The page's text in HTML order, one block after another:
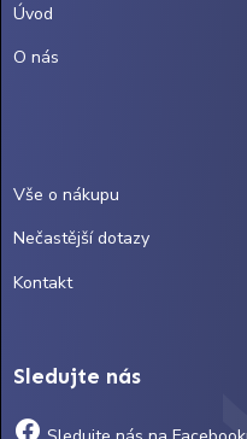
Úvod
O nás
Vše o nákupu
Nečastější dotazy
Kontakt
Sledujte nás